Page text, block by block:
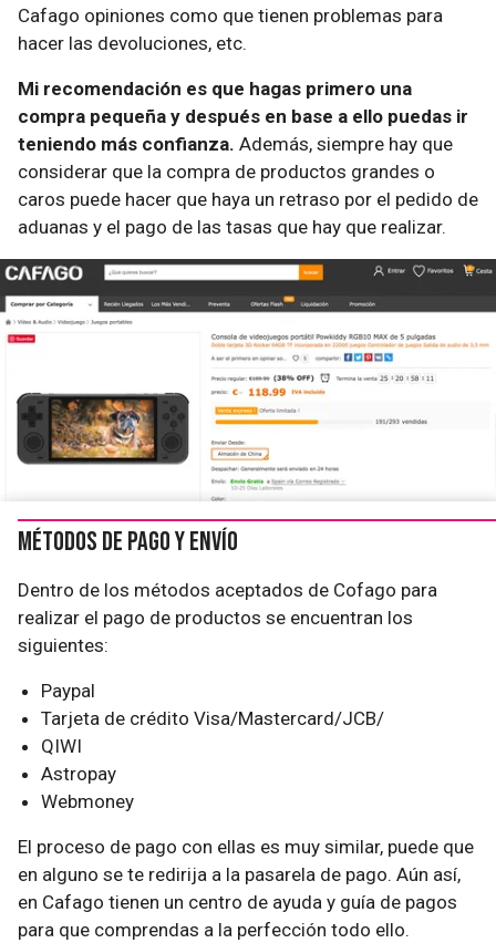
Cafago opiniones como que tienen problemas para
hacer las devoluciones, etc.
Mi recomendación es que hagas primero una
compra pequeña y después en base a ello puedas ir
teniendo más confianza. Además, siempre hay que
considerar que la compra de productos grandes o
caros puede hacer que haya un retraso por el pedido de
aduanas y el pago de las tasas que hay que realizar.
Métodos de pago y envío
Dentro de los métodos aceptados de Cofago para
realizar el pago de productos se encuentran los
siguientes:
Paypal
Tarjeta de crédito Visa/Mastercard/JCB/
QIWI
Astropay
Webmoney
El proceso de pago con ellas es muy similar, puede que
en alguno se te redirija a la pasarela de pago. Aún así,
en Cafago tienen un centro de ayuda y guía de pagos
para que comprendas a la perfección todo ello.